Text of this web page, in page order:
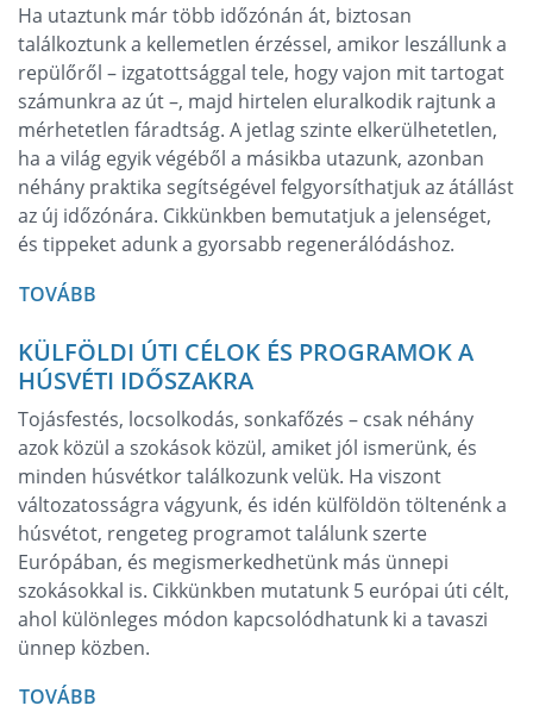
Ha utaztunk már több időzónán át, biztosan
találkoztunk a kellemetlen érzéssel, amikor leszállunk a
repülőről – izgatottsággal tele, hogy vajon mit tartogat
számunkra az út –, majd hirtelen eluralkodik rajtunk a
mérhetetlen fáradtság. A jetlag szinte elkerülhetetlen,
ha a világ egyik végéből a másikba utazunk, azonban
néhány praktika segítségével felgyorsíthatjuk az átállást
az új időzónára. Cikkünkben bemutatjuk a jelenséget,
és tippeket adunk a gyorsabb regenerálódáshoz.
TOVÁBB
KÜLFÖLDI ÚTI CÉLOK ÉS PROGRAMOK A
HÚSVÉTI IDŐSZAKRA
Tojásfestés, locsolkodás, sonkafőzés – csak néhány
azok közül a szokások közül, amiket jól ismerünk, és
minden húsvétkor találkozunk velük. Ha viszont
változatosságra vágyunk, és idén külföldön töltenénk a
húsvétot, rengeteg programot találunk szerte
Európában, és megismerkedhetünk más ünnepi
szokásokkal is. Cikkünkben mutatunk 5 európai úti célt,
ahol különleges módon kapcsolódhatunk ki a tavaszi
ünnep közben.
TOVÁBB